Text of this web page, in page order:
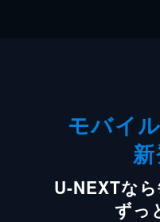
モバイ
新
U-NEXTな
ずっ